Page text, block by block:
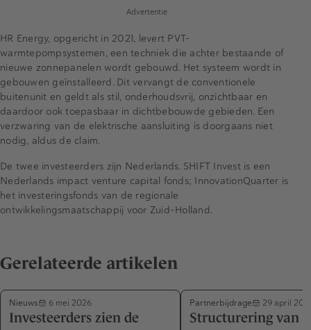
Advertentie
HR Energy, opgericht in 2021, levert PVT-
warmtepompsystemen, een techniek die achter bestaande of
nieuwe zonnepanelen wordt gebouwd. Het systeem wordt in
gebouwen geïnstalleerd. Dit vervangt de conventionele
buitenunit en geldt als stil, onderhoudsvrij, onzichtbaar en
daardoor ook toepasbaar in dichtbebouwde gebieden. Een
verzwaring van de elektrische aansluiting is doorgaans niet
nodig, aldus de claim.
De twee investeerders zijn Nederlands. SHIFT Invest is een
Nederlands impact venture capital fonds; InnovationQuarter is
het investeringsfonds van de regionale
ontwikkelingsmaatschappij voor Zuid-Holland.
Gerelateerde artikelen
Nieuws 6 mei 2026
Investeerders zien de
Partnerbijdrage 29 april
Structurering van